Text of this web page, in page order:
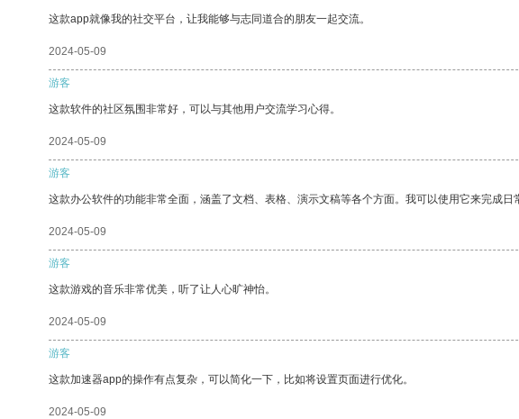
这款app就像我的社交平台，让我能够与志同道合的朋友一起交流。
2024-05-09
游客
这款软件的社区氛围非常好，可以与其他用户交流学习心得。
2024-05-09
游客
这款办公软件的功能非常全面，涵盖了文档、表格、演示文稿等各个方面。我可以使用它来完成日
2024-05-09
游客
这款游戏的音乐非常优美，听了让人心旷神怡。
2024-05-09
游客
这款加速器app的操作有点复杂，可以简化一下，比如将设置页面进行优化。
2024-05-09